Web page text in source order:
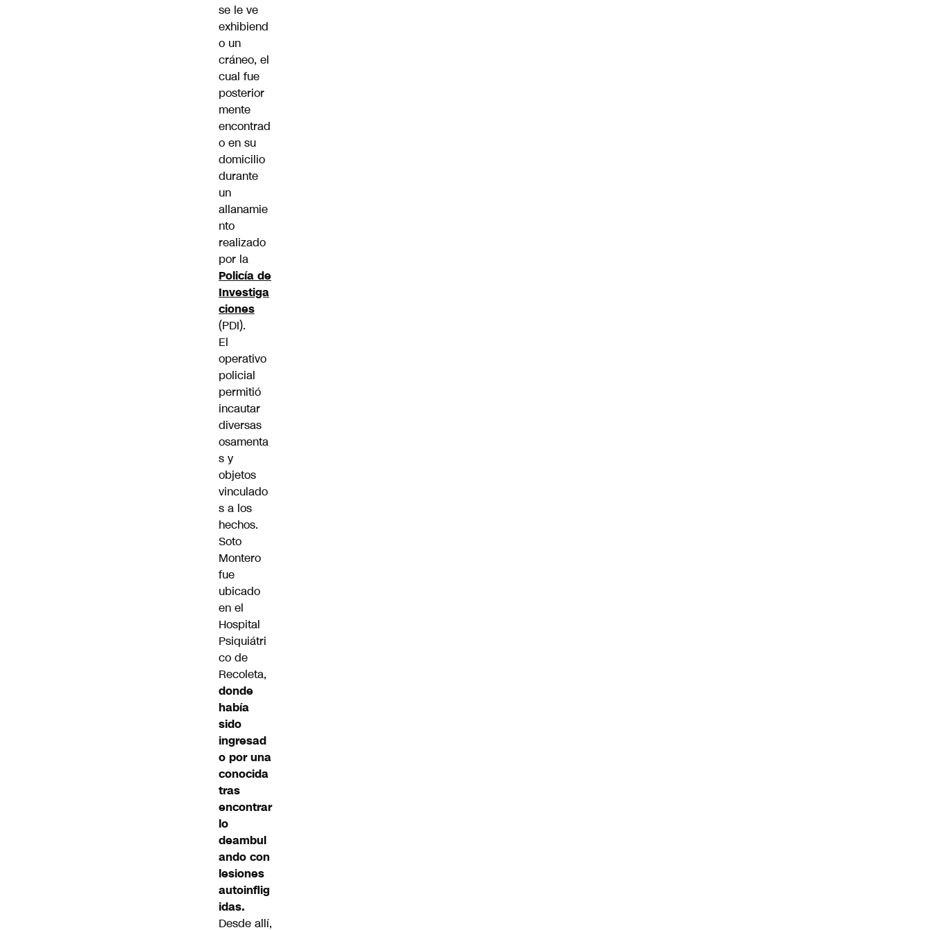
se le ve
exhibiend
o un
cráneo, el
cual fue
posterior
mente
encontrad
o en su
domicilio
durante
un
allanamie
nto
realizado
por la
Policía de
Investiga
ciones
(PDI).
El
operativo
policial
permitió
incautar
diversas
osamenta
s y
objetos
vinculado
s a los
hechos.
Soto
Montero
fue
ubicado
en el
Hospital
Psiquiátri
co de
Recoleta,
donde
había
sido
ingresad
o por una
conocida
tras
encontrar
lo
deambul
ando con
lesiones
autoinflig
idas.
Desde allí,